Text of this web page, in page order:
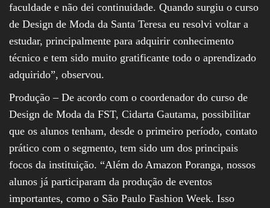
faculdade e não dei continuidade. Quando surgiu o curso
de Design de Moda da Santa Teresa eu resolvi voltar a
estudar, principalmente para adquirir conhecimento
técnico e tem sido muito gratificante todo o aprendizado
adquirido”, observou.
Produção – De acordo com o coordenador do curso de
Design de Moda da FST, Cidarta Gautama, possibilitar
que os alunos tenham, desde o primeiro período, contato
prático com o segmento, tem sido um dos principais
focos da instituição. “Além do Amazon Poranga, nossos
alunos já participaram da produção de eventos
importantes, como o São Paulo Fashion Week. Isso